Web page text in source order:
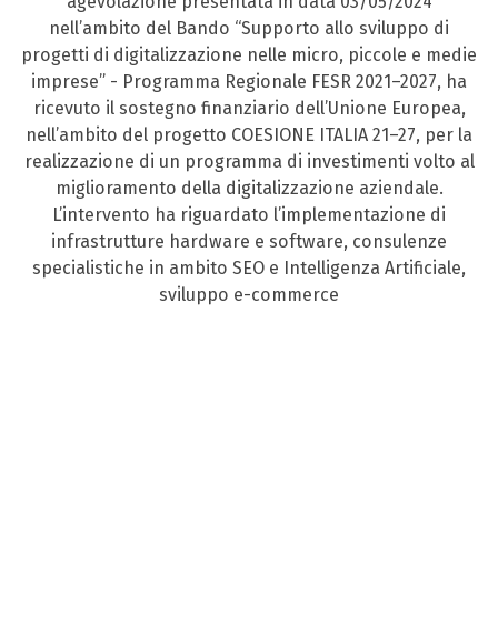
nell’ambito del Bando “Supporto allo sviluppo di
progetti di digitalizzazione nelle micro, piccole e medie
imprese” - Programma Regionale FESR 2021–2027, ha
ricevuto il sostegno finanziario dell’Unione Europea,
nell’ambito del progetto COESIONE ITALIA 21–27, per la
realizzazione di un programma di investimenti volto al
miglioramento della digitalizzazione aziendale.
L’intervento ha riguardato l’implementazione di
infrastrutture hardware e software, consulenze
specialistiche in ambito SEO e Intelligenza Artificiale,
sviluppo e-commerce